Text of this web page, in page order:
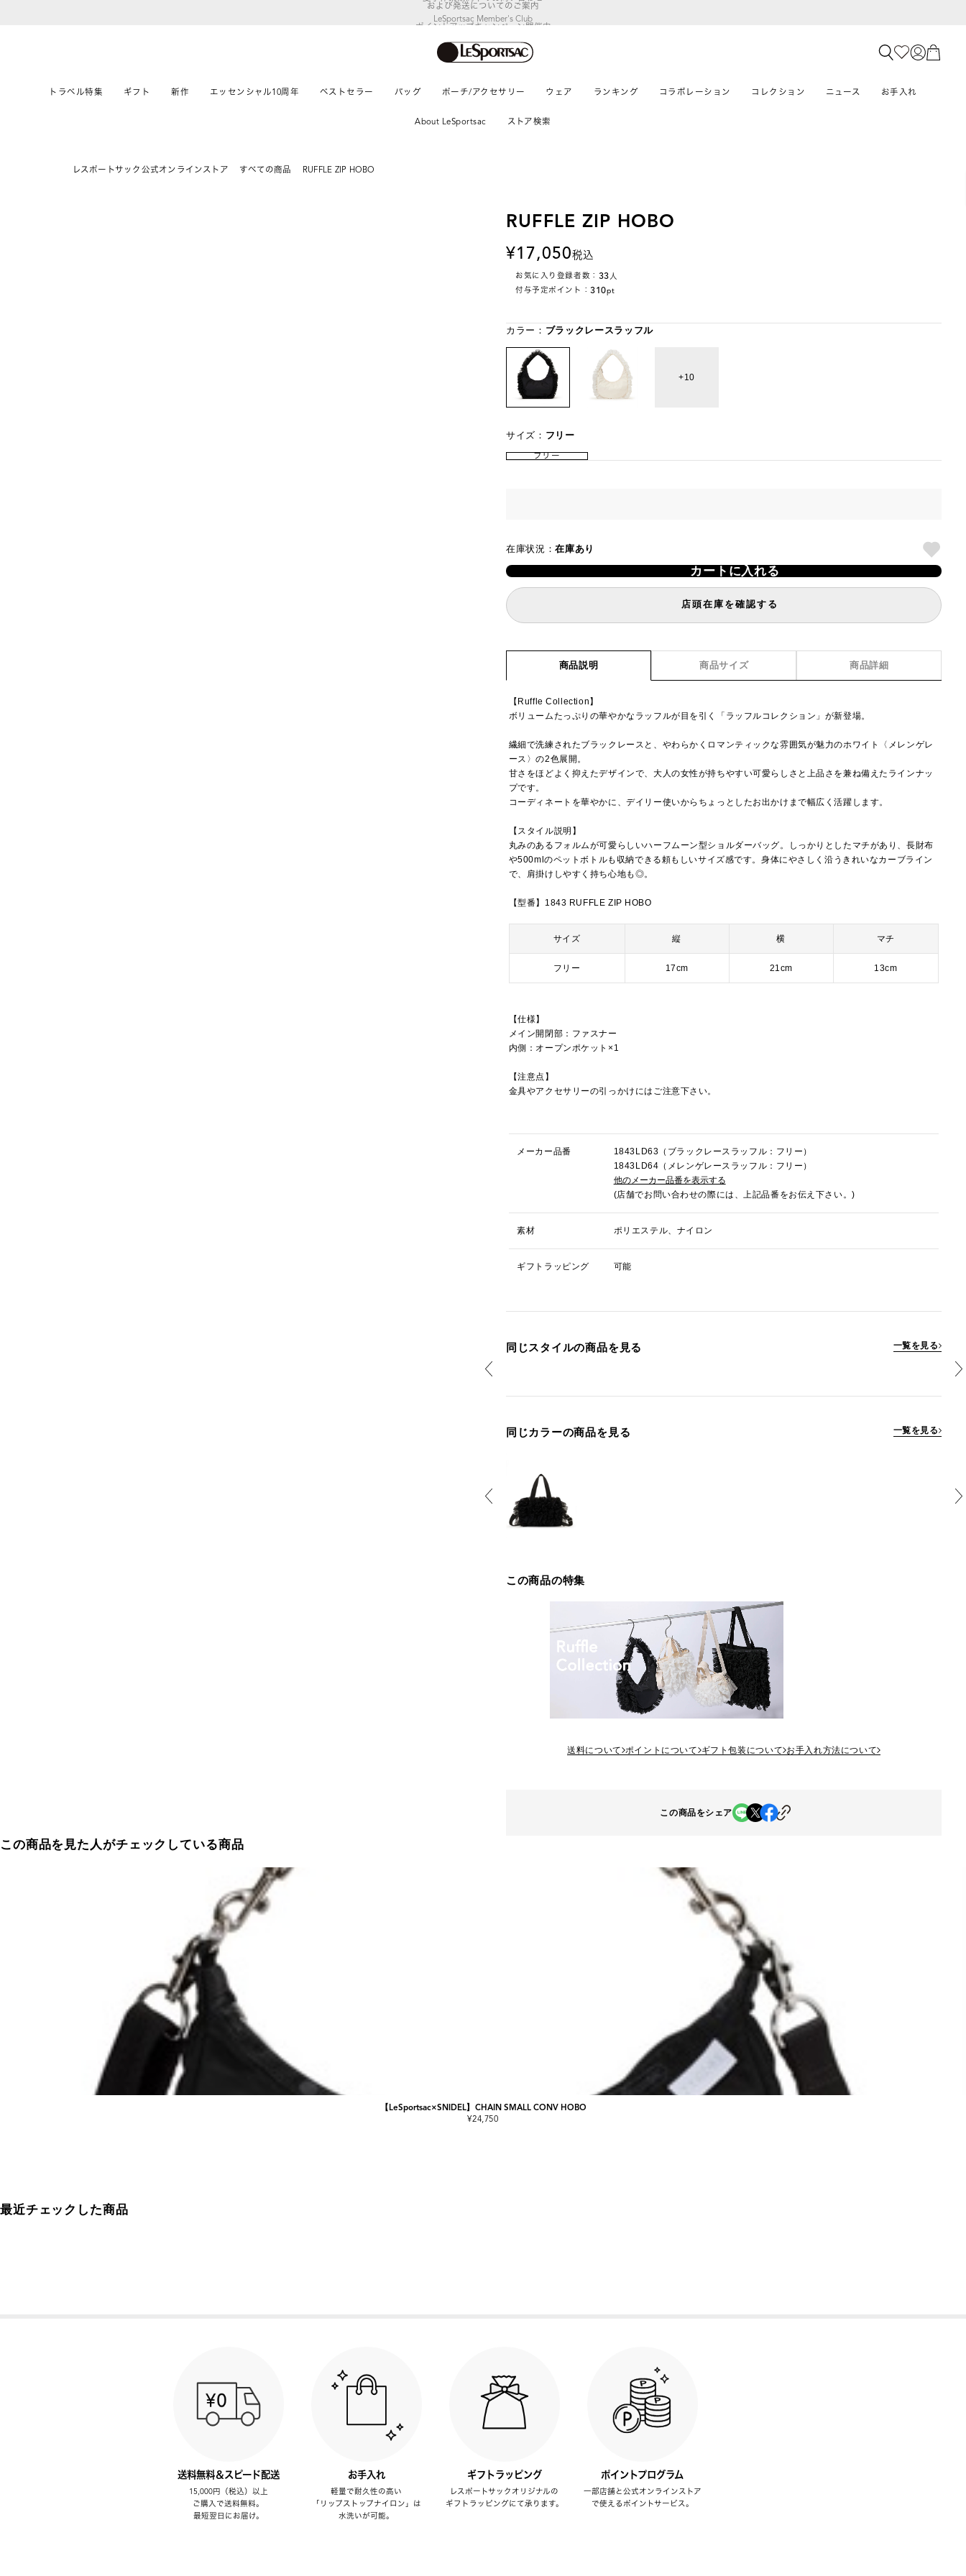
LeSportsac Member's Club
ポイントアップキャンペーン開催中
トラベル特集 ギフト 新作 エッセンシャル10周年 ベストセラー バッグ ポーチ/アクセサリー ウェア ランキング コラボレーション コレクション ニュース お手入れ
About LeSportsac ストア検索
レスポートサック公式オンラインストア すべての商品 RUFFLE ZIP HOBO
RUFFLE ZIP HOBO
17,050税込
お気に入り登録者数： 33人
付与予定ポイント：310pt
カラー： ブラックレースラッフル
10
サイズ： フリー
フリー
在庫状況：在庫あり
カートに入れる
店頭在庫を確認する
商品説明 商品サイズ 商品詳細
【Ruffle Collection】
ボリュームたっぷりの華やかなラッフルが目を引く「ラッフルコレクション」が新登場。
繊細で洗練されたブラックレースと、やわらかくロマンティックな雰囲気が魅力のホワイト〈メレンゲレ
ース〉の2色展開。
甘さをほどよく抑えたデザインで、大人の女性が持ちやすい可愛らしさと上品さを兼ね備えたラインナッ
プです。
コーディネートを華やかに、デイリー使いからちょっとしたお出かけまで幅広く活躍します。
【スタイル説明】
丸みのあるフォルムが可愛らしいハーフムーン型ショルダーバッグ。しっかりとしたマチがあり、長財布
や500mlのペットボトルも収納できる頼もしいサイズ感です。身体にやさしく沿うきれいなカーブライン
で、肩掛けしやすく持ち心地も◎。
【型番】1843 RUFFLE ZIP HOBO
サイズ 縦 横 マチ
フリー 17cm 21cm 13cm
【仕様】
メイン開閉部：ファスナー
内側：オープンポケット×1
【注意点】
金具やアクセサリーの引っかけにはご注意下さい。
メーカー品番
1843LD63（ブラックレースラッフル：フリー）
1843LD64（メレンゲレースラッフル：フリー）
他のメーカー品番を表示する
(店舗でお問い合わせの際には、上記品番をお伝え下さい。)
素材 ポリエステル、ナイロン
ギフトラッピング 可能
同じスタイルの商品を見る 一覧を見る
同じカラーの商品を見る 一覧を見る
この商品の特集
送料について ポイントについて ギフト包装について お手入れ方法について
この商品をシェア
この商品を見た人がチェックしている商品
【LeSportsac×SNIDEL】CHAIN SMALL CONV HOBO
¥24,750
最近チェックした商品
送料無料＆スピード配送
15,000円（税込）以上
ご購入で送料無料。
最短翌日にお届け。
お手入れ
軽量で耐久性の高い
「リップストップナイロン」は
水洗いが可能。
ギフトラッピング
レスポートサックオリジナルの
ギフトラッピングにて承ります。
ポイントプログラム
一部店舗と公式オンラインストア
で使えるポイントサービス。